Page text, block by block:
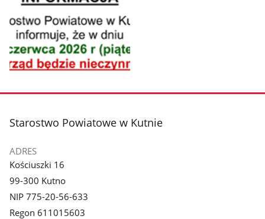
galerii.
stopka
Starostwo Powiatowe w Kutnie
ADRES
Kościuszki 16
99-300 Kutno
NIP 775-20-56-633
Regon 611015603